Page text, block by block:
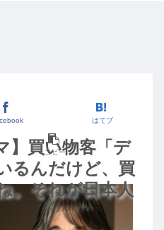
】買い物客「デ
るんだけど、買
。それが日本人
はてブ
コピー